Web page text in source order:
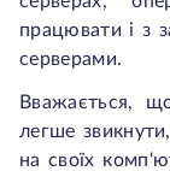
працювати і з
серверами.
Вважається,
легше
на своїх